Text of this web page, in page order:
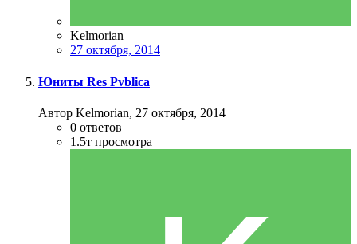
Kelmorian
27 октября, 2014
Юниты Res Pvblica
Автор Kelmorian, 27 октября, 2014
0 ответов
1.5т просмотра